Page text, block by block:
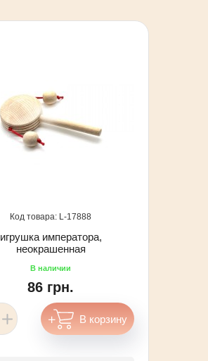
17888
игрушка императора,
неокрашенная
86 грн.